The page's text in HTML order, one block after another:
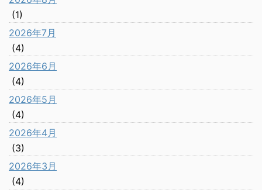
(1)
2026年7月
(4)
2026年6月
(4)
2026年5月
(4)
2026年4月
(3)
2026年3月
(4)